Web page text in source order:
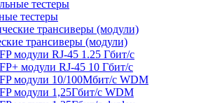
тестеры
трансиверы (модули)
модули RJ-45 1.25 Гбит/c
модули RJ-45 10 Гбит/c
модули 10/100Мбит/с WDM
модули 1,25Гбит/с WDM